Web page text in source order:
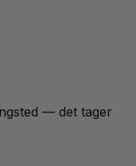
— det tager